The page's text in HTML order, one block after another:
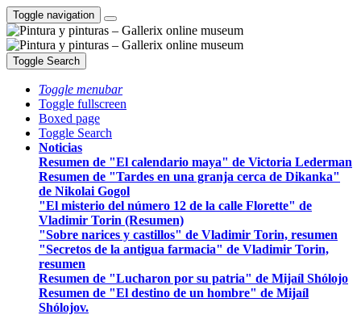
Toggle navigation
Toggle Search
Toggle menubar
Toggle fullscreen
Boxed page
Toggle Search
Noticias
Resumen de "El calendario maya" de Victoria Lederman
Resumen de "Tardes en una granja cerca de Dikanka"
de Nikolai Gogol
"El misterio del número 12 de la calle Florette" de
Vladimir Torin (Resumen)
"Sobre narices y castillos" de Vladimir Torin, resumen
"Secretos de la antigua farmacia" de Vladimir Torin,
resumen
Resumen de "Lucharon por su patria" de Mijaíl Shólojo
Resumen de "El destino de un hombre" de Mijaíl
Shólojov.